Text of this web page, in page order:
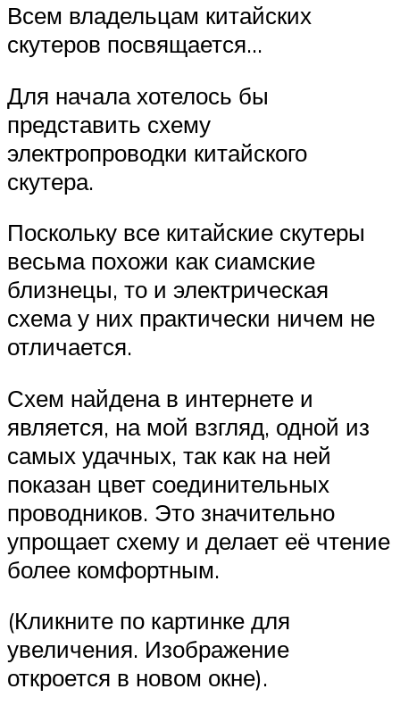
Всем владельцам китайских
скутеров посвящается…
Для начала хотелось бы
представить схему
электропроводки китайского
скутера.
Поскольку все китайские скутеры
весьма похожи как сиамские
близнецы, то и электрическая
схема у них практически ничем не
отличается.
Схем найдена в интернете и
является, на мой взгляд, одной из
самых удачных, так как на ней
показан цвет соединительных
проводников. Это значительно
упрощает схему и делает её чтение
более комфортным.
(Кликните по картинке для
увеличения. Изображение
откроется в новом окне).